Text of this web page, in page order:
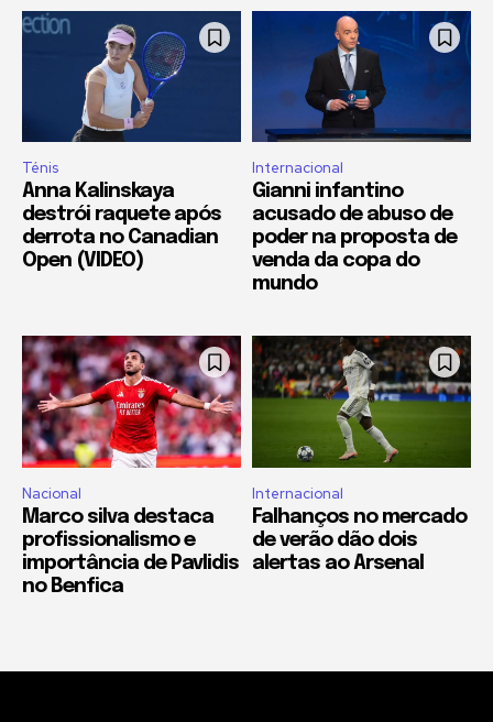
Ténis
Anna Kalinskaya
destrói raquete após
derrota no Canadian
Open (VIDEO)
Internacional
Gianni infantino
acusado de abuso de
poder na proposta de
venda da copa do
mundo
Nacional
Marco silva destaca
profissionalismo e
importância de Pavlidis
no Benfica
Internacional
Falhanços no mercado
de verão dão dois
alertas ao Arsenal